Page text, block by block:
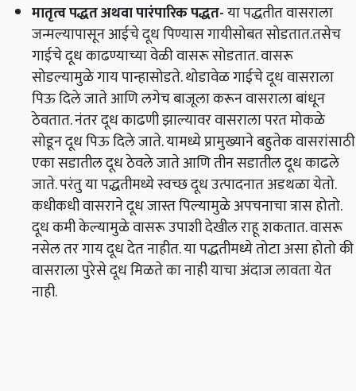
मातृत्वपद्धतअथवापारंपारिकपद्धत-या पद्धतीत वासराला
जन्मल्यापासून आईचे दूध पिण्यास गायीसोबत सोडतात.तसेच
गाईचे दूध काढण्याच्या वेळी वासरू सोडतात. वासरू
सोडल्यामुळे गाय पान्हासोडते. थोडावेळ गाईचे दूध वासराला
पिऊ दिले जाते आणि लगेच बाजूला करून वासराला बांधून
ठेवतात. नंतर दूध काढणी झाल्यावर वासराला परत मोकळे
सोडून दूध पिऊ दिले जाते. यामध्ये प्रामुख्याने बहुतेक वासरांसाठी
एका सडातील दूध ठेवले जाते आणि तीन सडातील दूध काढले
जाते. परंतु या पद्धतीमध्ये स्वच्छ दूध उत्पादनात अडथळा येतो.
कधीकधी वासराने दूध जास्त पिल्यामुळे अपचनाचा त्रास होतो.
दूध कमी केल्यामुळे वासरू उपाशी देखील राहू शकतात. वासरू
नसेल तर गाय दूध देत नाहीत. या पद्धतीमध्ये तोटा असा होतो की
वासराला पुरेसे दूध मिळते का नाही याचा अंदाज लावता येत
नाही.